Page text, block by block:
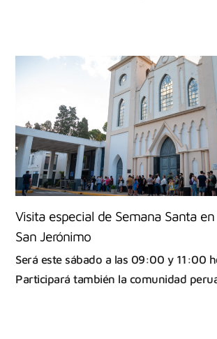
Visita especial de Semana Santa
San Jerónimo
Será este sábado a las 09:00 y 11:00
Participará también la comunidad